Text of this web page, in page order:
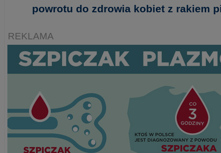
powrotu do zdrowia kobiet z rakiem
REKLAMA